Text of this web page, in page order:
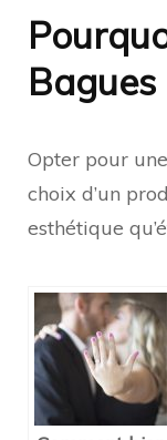
Bagues
Opter pour
choix d’un
esthétique